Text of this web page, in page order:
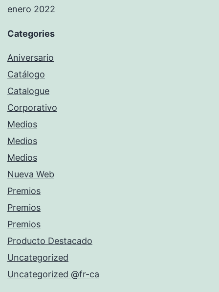
enero 2022
Categories
Aniversario
Catálogo
Catalogue
Corporativo
Medios
Medios
Medios
Nueva Web
Premios
Premios
Premios
Producto Destacado
Uncategorized
Uncategorized @fr-ca